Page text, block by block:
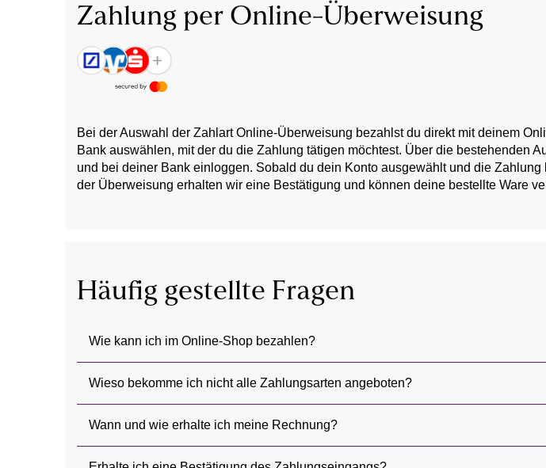
Zahlung per Online-Überweisung
Bei der Auswahl der Zahlart Online-Überweisung bezahlst du direkt mit deinem
Bank auswählen, mit der du die Zahlung tätigen möchtest. Über die bestehenden
und bei deiner Bank einloggen. Sobald du dein Konto ausgewählt und die
der Überweisung erhalten wir eine Bestätigung und können deine bestellte Ware
Häufig gestellte Fragen
Wie kann ich im Online-Shop bezahlen?
Wieso bekomme ich nicht alle Zahlungsarten angeboten?
Wann und wie erhalte ich meine Rechnung?